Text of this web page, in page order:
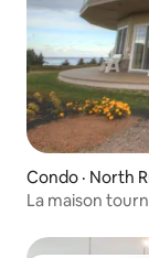
Condo · North
La maison